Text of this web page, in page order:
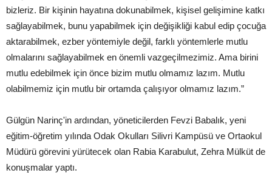
bizleriz. Bir kişinin hayatına dokunabilmek, kişisel gelişimine katkı
sağlayabilmek, bunu yapabilmek için değişikliği kabul edip çocuğa
aktarabilmek, ezber yöntemiyle değil, farklı yöntemlerle mutlu
olmalarını sağlayabilmek en önemli vazgeçilmezimiz. Ama birini
mutlu edebilmek için önce bizim mutlu olmamız lazım. Mutlu
olabilmemiz için mutlu bir ortamda çalışıyor olmamız lazım.”
Gülgün Narinç'in ardından, yöneticilerden Fevzi Babalık, yeni
eğitim-öğretim yılında Odak Okulları Silivri Kampüsü ve Ortaokul
Müdürü görevini yürütecek olan Rabia Karabulut, Zehra Mülküt de
konuşmalar yaptı.